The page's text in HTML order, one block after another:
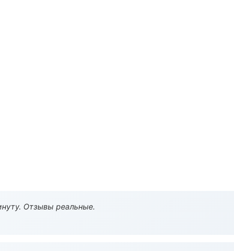
Отзывы реальные.